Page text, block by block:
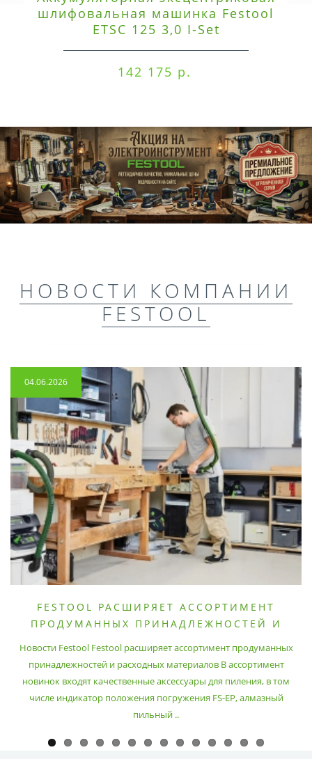
шлифовальная машинка Festool
ETSC 125 3,0 I-Set
142 175 р.
НОВОСТИ КОМПАНИИ
FESTOOL
04.06.2026
FESTOOL РАСШИРЯЕТ АССОРТИМЕНТ
ПРОДУМАННЫХ ПРИНАДЛЕЖНОСТЕЙ И
Новости Festool Festool расширяет ассортимент продуманных
принадлежностей и расходных материалов В ассортимент
новинок входят качественные аксессуары для пиления, в том
числе индикатор положения погружения FS-EP, алмазный
пильный ..